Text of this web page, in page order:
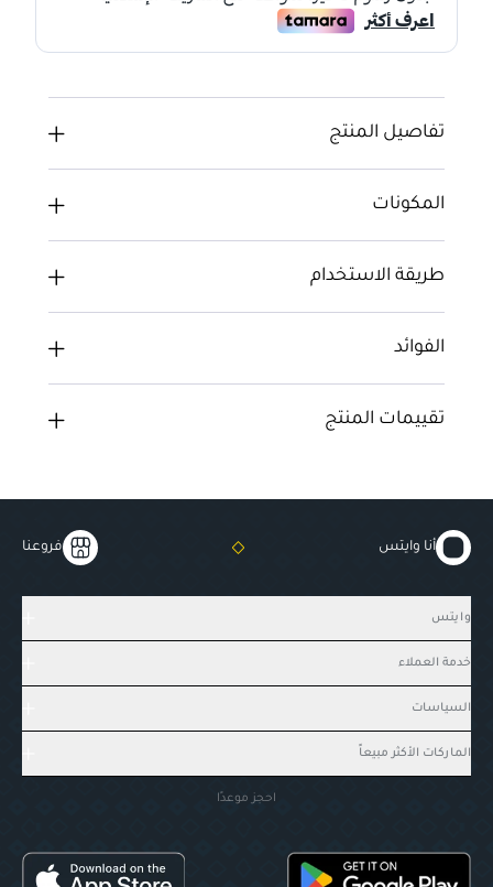
تفاصيل المنتج
المكونات
طريقة الاستخدام
الفوائد
تقييمات المنتج
أنا وايتس فروعنا
وايتس
خدمة العملاء
السياسات
الماركات الأكثر مبيعاً
احجز موعدًا